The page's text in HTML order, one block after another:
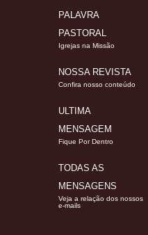
PALAVRA
PASTORAL
Igrejas na Missão
NOSSA REVISTA
Confira nosso conteúdo
ULTIMA
MENSAGEM
Fique Por Dentro
TODAS AS
MENSAGENS
Veja a relação dos nossos
e-mails